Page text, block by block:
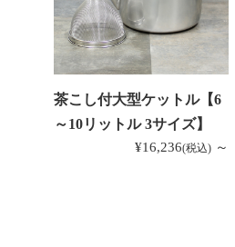
茶こし付大型ケットル【6
～10リットル 3サイズ】
¥16,236(税込) ～